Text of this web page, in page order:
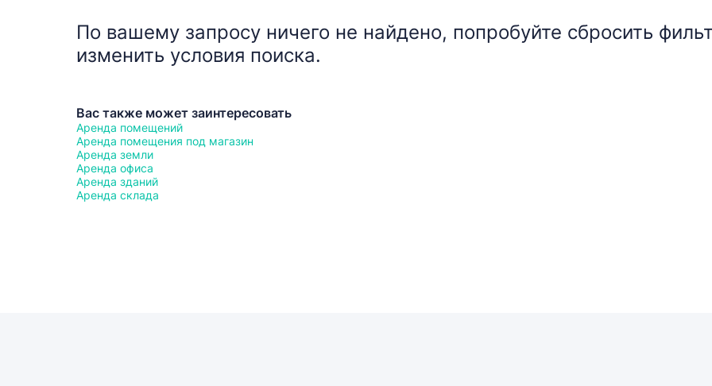
По вашему запросу ничего не найдено, попробуйте сбросить
изменить условия поиска.
Вас также может заинтересовать
Аренда помещений
Аренда помещения под магазин
Аренда земли
Аренда офиса
Аренда зданий
Аренда склада